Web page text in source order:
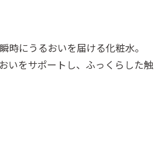
にうるおいを届ける化粧水。
いをサポートし、ふっくらした触